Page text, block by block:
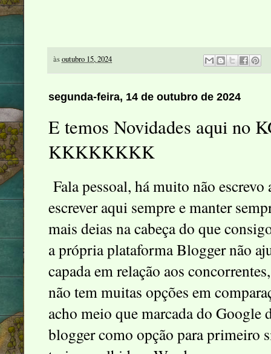
àsoutubro 15, 2024
segunda-feira, 14 de outubro de 2024
E temos Novidades aqui no
KKKKKKKK
Fala pessoal, há muito não
escrever aqui sempre e manter
mais deias na cabeça do que
a própria plataforma Blogger não
capada em relação aos
não tem muitas opções em
acho meio que marcada do Google
blogger como opção para primeiro